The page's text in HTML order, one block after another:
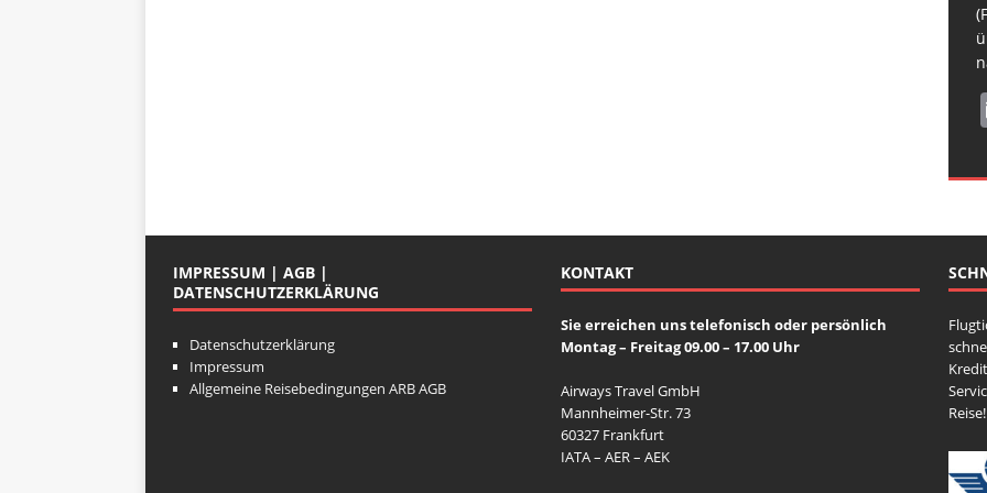
IMPRESSUM | AGB |
DATENSCHUTZERKLÄRUNG
Datenschutzerklärung
Impressum
Allgemeine Reisebedingungen ARB AGB
KONTAKT
Sie erreichen uns telefonisch oder persönlich
Montag – Freitag 09.00 – 17.00 Uhr
Airways Travel GmbH
Mannheimer-Str. 73
60327 Frankfurt
IATA – AER – AEK